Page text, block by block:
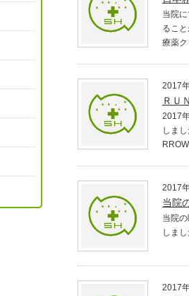
当院
るこ
療薬
2017
ＲＵ
2017
しま
2017
当院
当院
しま
2017